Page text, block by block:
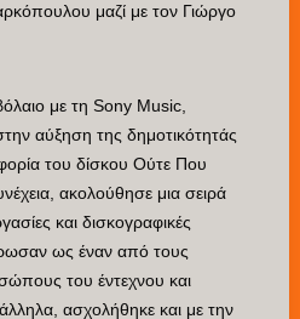
μαζί με τον Γιώργο
με τη Sony Music,
αύξηση της δημοτικότητάς
του δίσκου Ούτε Που
ακολούθησε μια σειρά
και δισκογραφικές
ως έναν από τους
του έντεχνου και
ασχολήθηκε και με την